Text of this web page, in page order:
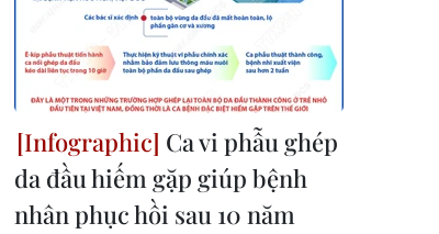
Ca vi phẫu ghép
da đầu hiếm gặp giúp bệnh
nhân phục hồi sau 10 năm